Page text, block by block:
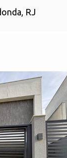
RJ